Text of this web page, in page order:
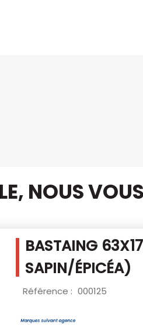
NOUS
BASTAING
SAPIN/ÉPICÉA)
Référence : 000125